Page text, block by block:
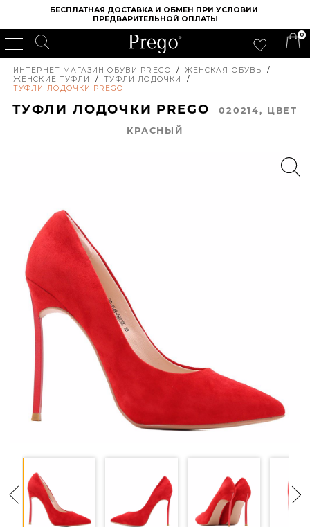
БЕСПЛАТНАЯ ДОСТАВКА И ОБМЕН ПРИ УСЛОВИИ
ПРЕДВАРИТЕЛЬНОЙ ОПЛАТЫ
0
ИНТЕРНЕТ МАГАЗИН ОБУВИ PREGO / ЖЕНСКАЯ ОБУВЬ
/
ЖЕНСКИЕ ТУФЛИ
/ ТУФЛИ ЛОДОЧКИ
/
ТУФЛИ ЛОДОЧКИ PREGO
ТУФЛИ ЛОДОЧКИ PREGO020214, ЦВЕТ
КРАСНЫЙ